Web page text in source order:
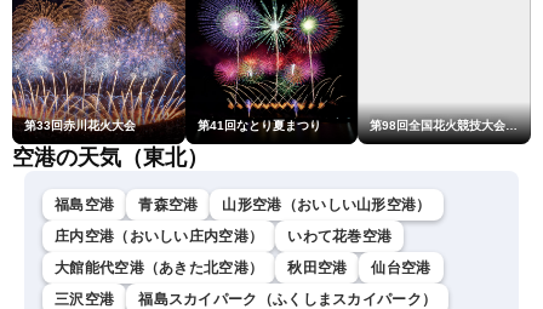
第33回赤川花火大会 第41回なとり夏まつり 第98回全国花火競技大会「大曲の花火」
空港の天気（東北）
福島空港 青森空港
山形空港（おいしい山形空港）
庄内空港（おいしい庄内空港）
いわて花巻空港
大館能代空港（あきた北空港）
秋田空港
仙台空港
三沢空港
福島スカイパーク（ふくしまスカイパーク）